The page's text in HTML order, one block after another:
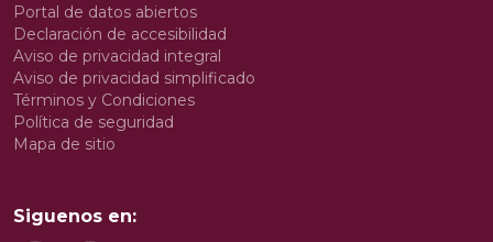
Portal de datos abiertos
Declaración de accesibilidad
Aviso de privacidad integral
Aviso de privacidad simplificado
Términos y Condiciones
Política de seguridad
Mapa de sitio
Siguenos en: